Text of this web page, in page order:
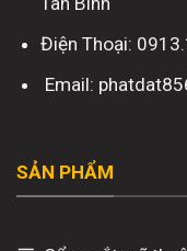
Điện Thoại:
Email:
SẢN PHẨM